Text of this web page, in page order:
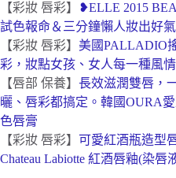
【彩妝 唇彩】
❥ELLE 2015
試色報命＆三分鐘懶人妝出好氣
【彩妝 唇彩】 美國PALLADIO
彩，妝點女孩、女人每一種風情
【唇部 保養】 長效滋潤雙唇，
曬、唇彩都搞定。韓國OURA
色唇膏
【彩妝 唇彩】 可愛紅酒瓶造型
Chateau Labiotte 紅酒唇釉(染唇